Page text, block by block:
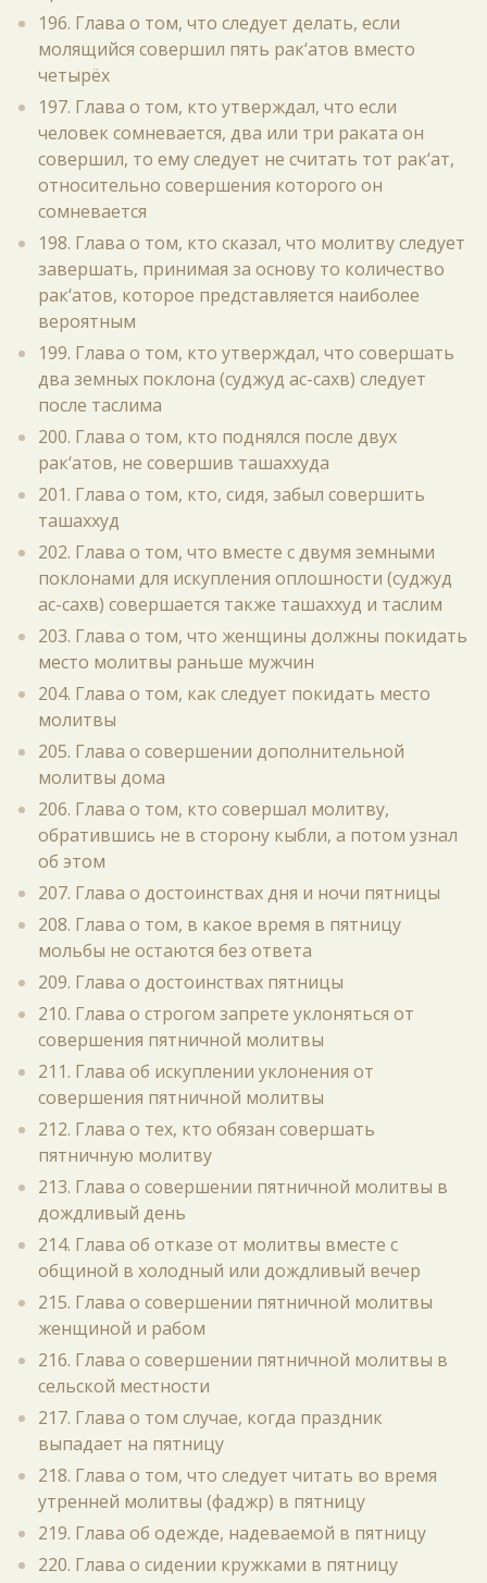
196. Глава о том, что следует делать, если
молящийся совершил пять рак‘атов вместо
четырёх
197. Глава о том, кто утверждал, что если
человек сомневается, два или три раката он
совершил, то ему следует не считать тот рак‘ат,
относительно совершения которого он
сомневается
198. Глава о том, кто сказал, что молитву следует
завершать, принимая за основу то количество
рак‘атов, которое представляется наиболее
вероятным
199. Глава о том, кто утверждал, что совершать
два земных поклона (суджуд ас-сахв) следует
после таслима
200. Глава о том, кто поднялся после двух
рак‘атов, не совершив ташаххуда
201. Глава о том, кто, сидя, забыл совершить
ташаххуд
202. Глава о том, что вместе с двумя земными
поклонами для искупления оплошности (суджуд
ас-сахв) совершается также ташаххуд и таслим
203. Глава о том, что женщины должны покидать
место молитвы раньше мужчин
204. Глава о том, как следует покидать место
молитвы
205. Глава о совершении дополнительной
молитвы дома
206. Глава о том, кто совершал молитву,
обратившись не в сторону кыбли, а потом узнал
об этом
207. Глава о достоинствах дня и ночи пятницы
208. Глава о том, в какое время в пятницу
мольбы не остаются без ответа
209. Глава о достоинствах пятницы
210. Глава о строгом запрете уклоняться от
совершения пятничной молитвы
211. Глава об искуплении уклонения от
совершения пятничной молитвы
212. Глава о тех, кто обязан совершать
пятничную молитву
213. Глава о совершении пятничной молитвы в
дождливый день
214. Глава об отказе от молитвы вместе с
общиной в холодный или дождливый вечер
215. Глава о совершении пятничной молитвы
женщиной и рабом
216. Глава о совершении пятничной молитвы в
сельской местности
217. Глава о том случае, когда праздник
выпадает на пятницу
218. Глава о том, что следует читать во время
утренней молитвы (фаджр) в пятницу
219. Глава об одежде, надеваемой в пятницу
220. Глава о сидении кружками в пятницу